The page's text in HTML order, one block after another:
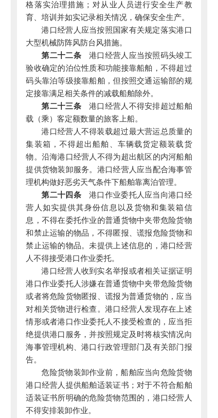
格落实治理措施；对从业人员进行安全生产教
育、培训并如实记录相关情况，确保安全生产。
港口经营人应当按照国家有关规定落实港口
大型机械防阵风防台风措施。
第二十二条港口经营人应当按照码头竣工
验收确定的泊位性质和功能接靠船舶，不得超过
码头靠泊等级接靠船舶，但按照交通运输部的规
定接靠满足相关条件的减载船舶除外。
第二十三条港口经营人不得安排超过船舶
载（乘）客定额数量的旅客上船。
港口经营人不得装载超过最大营运总质量的
集装箱，不得超出船舶、车辆载货定额装载货
物。沿海港口经营人不得为超出航区的内河船舶
提供货物装卸服务。港口经营人应当配合海事管
理机构做好恶劣天气条件下船舶靠离泊管理。
第二十四条港口作业委托人应当向港口经
营人如实提供其身份信息以及货物和集装箱信
息，不得在委托作业的普通货物中夹带危险货物
和禁止运输的物品，不得匿报、谎报危险货物和
禁止运输的物品。未提供上述信息的，港口经营
人不得接受港口作业委托。
港口经营人收到实名举报或者相关证据证明
港口作业委托人涉嫌在普通货物中夹带危险货物
或者将危险货物匿报、谎报为普通货物的，应当
对相关货物进行检查。港口经营人发现存在上述
情形或者港口作业委托人不接受检查的，应当拒
绝提供港口服务，并按照规定及时将核实情况向
海事管理机构、港口行政管理部门及有关部门报
告。
危险货物装卸作业前，船舶应当向危险货物
港口经营人提供船舶适装证书；对于不符合船舶
适装证书所明确的危险货物范围的，港口经营人
不得安排装卸作业。